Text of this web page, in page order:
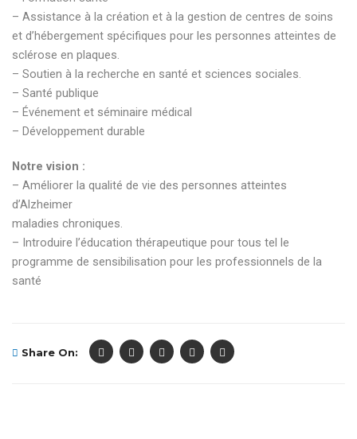
– Assistance à la création et à la gestion de centres de soins
et d’hébergement spécifiques pour les personnes atteintes de
sclérose en plaques.
– Soutien à la recherche en santé et sciences sociales.
– Santé publique
– Événement et séminaire médical
– Développement durable
Notre vision :
– Améliorer la qualité de vie des personnes atteintes
d’Alzheimer
maladies chroniques.
– Introduire l’éducation thérapeutique pour tous tel le
programme de sensibilisation pour les professionnels de la
santé
Share On: